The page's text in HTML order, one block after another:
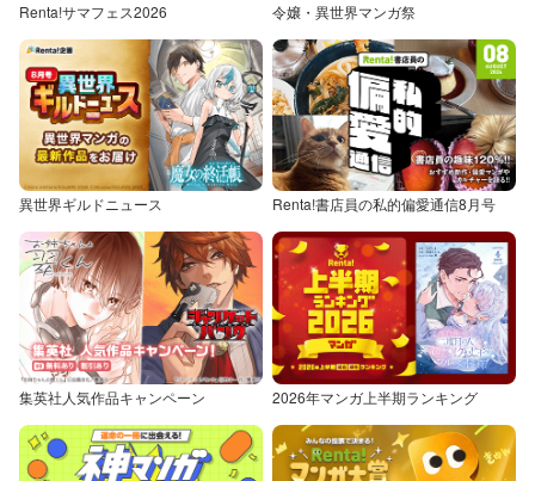
Renta!サマフェス2026 令嬢・異世界マンガ祭
異世界ギルドニュース Renta!書店員の私的偏愛通信8月号
集英社人気作品キャンペーン 2026年マンガ上半期ランキング